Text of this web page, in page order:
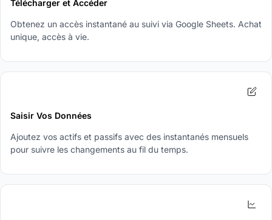
Télécharger et Accéder
Obtenez un accès instantané au suivi via Google Sheets. Achat
unique, accès à vie.
Saisir Vos Données
Ajoutez vos actifs et passifs avec des instantanés mensuels
pour suivre les changements au fil du temps.